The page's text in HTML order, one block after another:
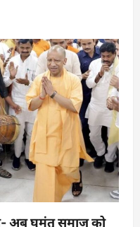
अब घुमंतू समाज को